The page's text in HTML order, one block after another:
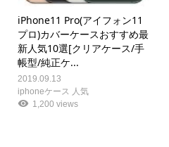
iPhone11 Pro(アイフォン11
プロ)カバーケースおすすめ最
新人気10選[クリアケース/手
帳型/純正ケ...
2019.09.13
iphoneケース 人気
1,200 views